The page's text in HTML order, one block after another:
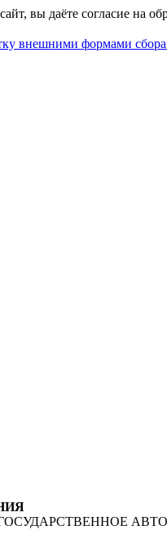
вы даёте согласие на
внешними формами